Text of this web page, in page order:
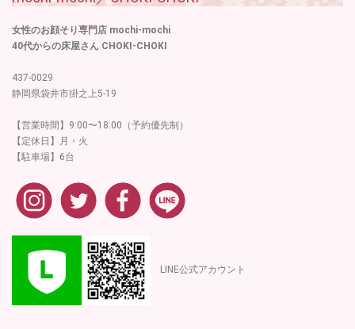
女性のお顔そり専門店 mochi-mochi
40代からの床屋さん CHOKI-CHOKI
437-0029
静岡県袋井市掛之上5-19
【営業時間】9:00〜18:00（予約優先制）
【定休日】月・火
【駐車場】6台
LINE公式アカウント